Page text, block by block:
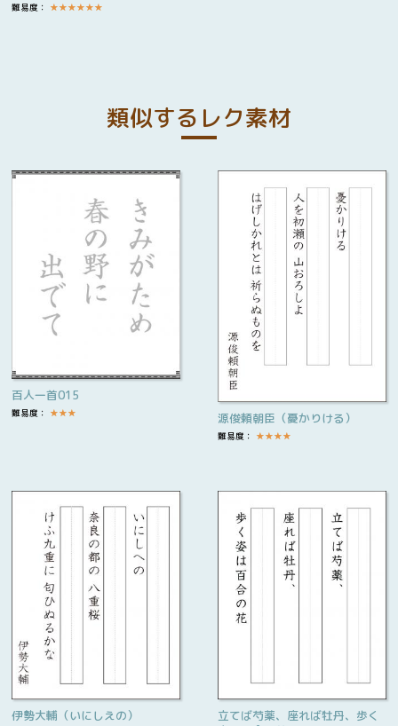
難易度： ★★★★★★
類似するレク素材
百人一首015
難易度： ★★★ 源俊頼朝臣（憂かりける）
難易度： ★★★★
伊勢大輔（いにしえの）
立てば芍薬、座れば牡丹、歩く